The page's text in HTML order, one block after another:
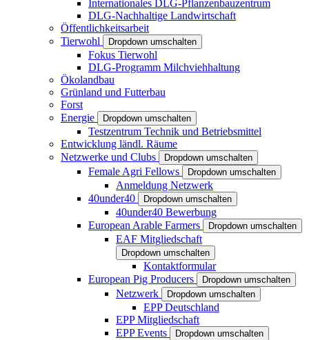
Internationales DLG-Pflanzenbauzentrum
DLG-Nachhaltige Landwirtschaft
Öffentlichkeitsarbeit
Tierwohl
Dropdown umschalten
Fokus Tierwohl
DLG-Programm Milchviehhaltung
Ökolandbau
Grünland und Futterbau
Forst
Energie
Dropdown umschalten
Testzentrum Technik und Betriebsmittel
Entwicklung ländl. Räume
Netzwerke und Clubs
Dropdown umschalten
Female Agri Fellows Dropdown umschalten
Anmeldung Netzwerk
40under40
Dropdown umschalten
40under40 Bewerbung
European Arable Farmers
Dropdown umschalten
EAF Mitgliedschaft
Dropdown umschalten
Kontaktformular
European Pig Producers
Dropdown umschalten
Netzwerk Dropdown umschalten
EPP Deutschland
EPP Mitgliedschaft
EPP Events
Dropdown umschalten